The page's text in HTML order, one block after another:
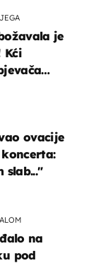
je
Kći
ovacije
slab..."
na
pod